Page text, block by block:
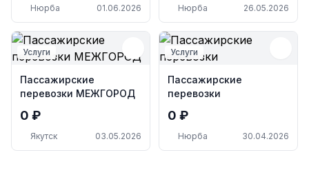
Нюрба 01.06.2026 Нюрба 26.05.2026
Услуги
Пассажирские
перевозки МЕЖГОРОД
0 ₽
Якутск 03.05.2026
Услуги
Пассажирские
перевозки
0 ₽
Нюрба 30.04.2026